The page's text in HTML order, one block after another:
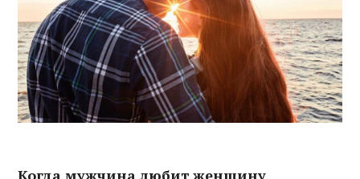
Когда мужчина любит женщину